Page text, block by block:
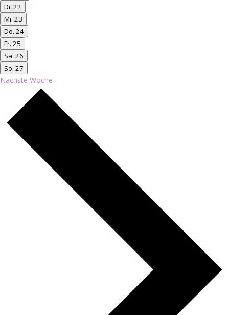
Di. 22
Mi. 23
Do. 24
Fr. 25
Sa. 26
So. 27
Nächste Woche